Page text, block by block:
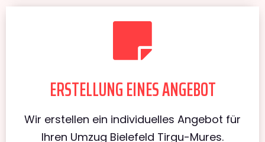
ERSTELLUNG EINES ANGEBOT
Wir erstellen ein individuelles Angebot für
Ihren Umzug Bielefeld Tirgu-Mures.